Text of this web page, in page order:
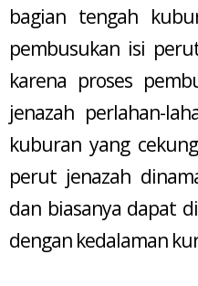
bagian tengah
pembusukan isi
karena proses
jenazah perlahan-
kuburan yang
perut jenazah
dan biasanya dapat
dengan kedalaman